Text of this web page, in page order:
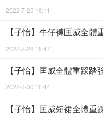
2022-7-25 18:11
【子怡】牛仔褲匡威全體
2022-7-28 19:47
【子怡】匡威全體重踩踏
2022-7-30 10:44
【子怡】匡威短裙全體重